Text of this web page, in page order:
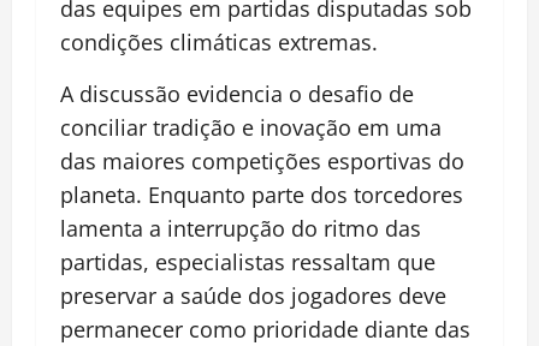
das equipes em partidas disputadas sob
condições climáticas extremas.
A discussão evidencia o desafio de
conciliar tradição e inovação em uma
das maiores competições esportivas do
planeta. Enquanto parte dos torcedores
lamenta a interrupção do ritmo das
partidas, especialistas ressaltam que
preservar a saúde dos jogadores deve
permanecer como prioridade diante das